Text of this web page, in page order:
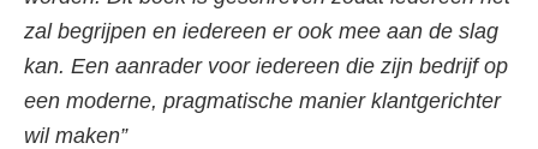
zal begrijpen en iedereen er ook mee aan de slag
kan. Een aanrader voor iedereen die zijn bedrijf op
een moderne, pragmatische manier klantgerichter
wil maken”